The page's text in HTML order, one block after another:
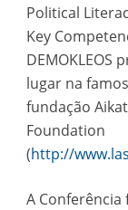
Political
Key
DEMOKLEOS
lugar na
fundação
Foundation
(http://
A